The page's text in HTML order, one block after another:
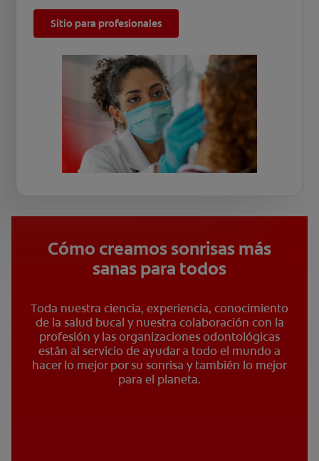
Sitio para profesionales
Cómo creamos sonrisas más
sanas para todos
Toda nuestra ciencia, experiencia, conocimiento
de la salud bucal y nuestra colaboración con la
profesión y las organizaciones odontológicas
están al servicio de ayudar a todo el mundo a
hacer lo mejor por su sonrisa y también lo mejor
para el planeta.